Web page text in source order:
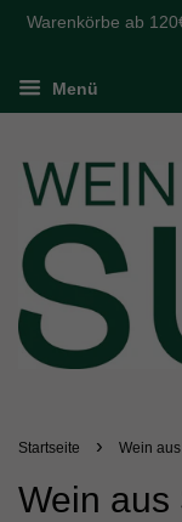
Warenkörbe ab
Menü
Startseite › Wein
Wein aus